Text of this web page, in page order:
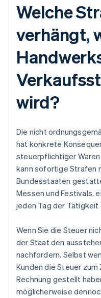
Welche
verhängt,
wird?
Die nicht
hat konkrete
steuerpflichtiger
kann sofortige Strafen
Bundesstaaten
Messen und Festivals,
jeden Tag der Tätigkeit
Wenn Sie die Steuer
der Staat den
nachfordern. Selbst
Kunden die Steuer
Rechnung gestellt
möglicherweise